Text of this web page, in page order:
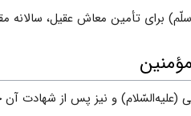
برای تأمین معاش عقیل، سالانه
(علیه‌السّلام) و نیز پس از شهادت